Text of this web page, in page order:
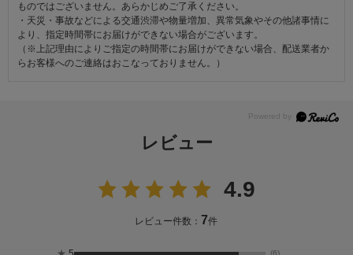
ものではございません。あらかじめご了承ください。
・天災・事故などによる交通渋滞や物量増加、異常気象やその他諸事情に
より、指定時間帯にお届けができない場合がございます。
（※上記理由によりご指定の時間帯にお届けができない場合、配送業者か
らお客様へのご連絡はおこなっておりません。）
レビュー
4.9
レビュー件数： 7件
(6)